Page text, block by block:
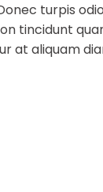
turpis
tincidunt
aliquam